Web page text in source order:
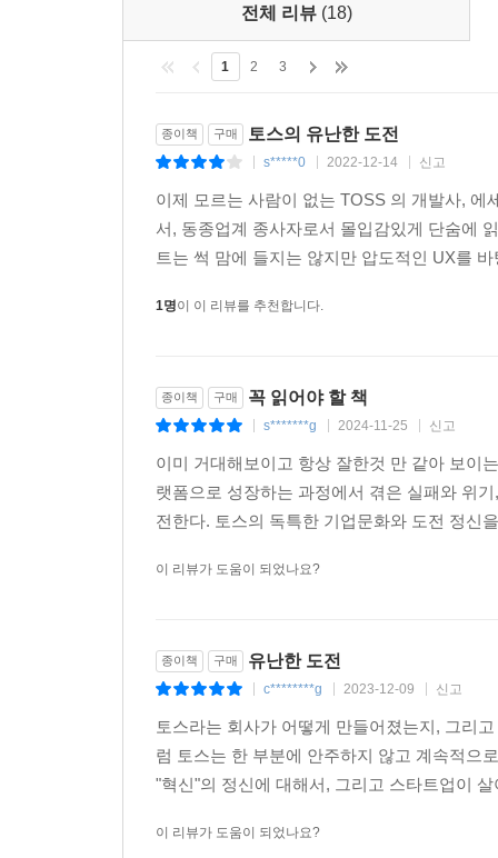
드는 것인 까닭입니다.”
---「5장 ‘위대한 도전이라는 신호’」중에서
요지표의 중요도를 깊이 이해했다. 회사 경영과
상관이 없었지만, 팀 전체가 중요하게 여기는 지
들은 척 뭉개버리지도 않았다. 다른 사일로의 팀
큰 임팩트를 낼 수 있는 일을 발견했으니 머뭇거
가 아니라, 잘 만들면 그야말로 ‘대박’이 될 것 같
감을 발견한 아이들처럼 신나 있었다. ‘내가 원하
---「5장 ‘위대한 도전이라는 신호’」중에서
거래를 맡기는 금융 서비스이기 때문이다. 청와
한 것이 토스 론칭 1년 만인 2016년이었다. 몇 달
막대한 투자였다. 신용석을 만난 이승건은 대뜸
든 국제 정보보안 표준인데, 국내 카드사 중에도
벨1을 취득했다. 이승건은 이것을 능가하는 가슴
신부 장관이 표창하는 정보보호대상을 받자”는
2021년 6월, 토스는 기업가치 74억 달러에 4620
오래전부터 토스에 증권과 은행 서비스를 장착
전체 리뷰 (18)
1 2 3
종이책 구매 토스의 유난한 도전
s*****0 2022-12-14 신고
이제 모르는 사람이 없는 TOSS 의 개발사, 에
서, 동종업계 종사자로서 몰입감있게 단숨에
트는 썩 맘에 들지는 않지만 압도적인 UX를
1명이 이 리뷰를 추천합니다.
종이책 구매 꼭 읽어야 할 책
s*******g 2024-11-25 신고
이미 거대해보이고 항상 잘한것 만 같아 보이
랫폼으로 성장하는 과정에서 겪은 실패와 위
전한다. 토스의 독특한 기업문화와 도전 정신
이 리뷰가 도움이 되었나요?
종이책 구매 유난한 도전
c********g 2023-12-09 신고
토스라는 회사가 어떻게 만들어졌는지, 그리
럼 토스는 한 부분에 안주하지 않고 계속적으
"혁신"의 정신에 대해서, 그리고 스타트업이
이 리뷰가 도움이 되었나요?